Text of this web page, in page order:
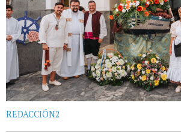
REDACCIÓN2